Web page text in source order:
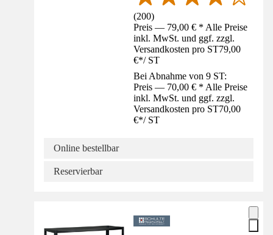
(200)
Preis — 79,00 € * Alle Preise
inkl. MwSt. und ggf. zzgl.
Versandkosten pro ST79,00
€*/ ST
Bei Abnahme von 9 ST:
Preis — 70,00 € * Alle Preise
inkl. MwSt. und ggf. zzgl.
Versandkosten pro ST70,00
€*/ ST
Online bestellbar
Reservierbar